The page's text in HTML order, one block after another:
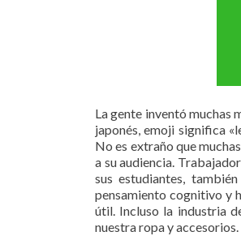
La gente inventó muchas
japonés, emoji significa
No es extraño que
a su audiencia.
sus estudiantes,
pensamiento cognitivo y
útil. Incluso la industria
nuestra ropa y accesorios.